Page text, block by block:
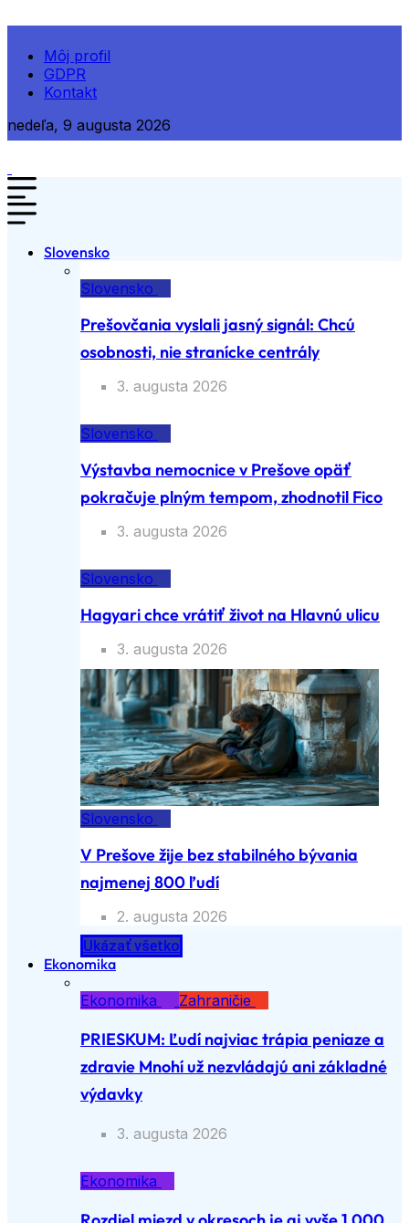
Môj profil
GDPR
Kontakt
nedeľa, 9 augusta 2026
Slovensko
Slovensko
Prešovčania vyslali jasný signál: Chcú
osobnosti, nie stranícke centrály
3. augusta 2026
Slovensko
Výstavba nemocnice v Prešove opäť
pokračuje plným tempom, zhodnotil Fico
3. augusta 2026
Slovensko
Hagyari chce vrátiť život na Hlavnú ulicu
3. augusta 2026
Slovensko
V Prešove žije bez stabilného bývania
najmenej 800 ľudí
2. augusta 2026
Ukázať všetko
Ekonomika
Ekonomika
Zahraničie
PRIESKUM: Ľudí najviac trápia peniaze a
zdravie Mnohí už nezvládajú ani základné
výdavky
3. augusta 2026
Ekonomika